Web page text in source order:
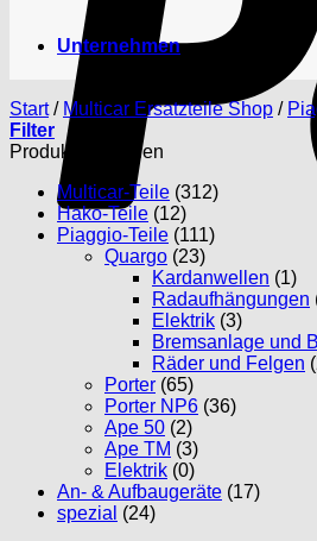
Unternehmen
Start / Multicar Ersatzteile Shop /
Filter
Produktkategorien
Multicar-Teile (312)
Hako-Teile (12)
Piaggio-Teile (111)
Quargo (23)
Kardanwellen (1)
Radaufhängungen
Elektrik (3)
Bremsanlage und
Räder und Felgen
Porter (65)
Porter NP6 (36)
Ape 50 (2)
Ape TM (3)
Elektrik (0)
An- & Aufbaugeräte (17)
spezial (24)